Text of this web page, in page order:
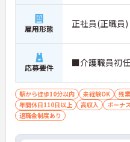
雇用形態 正社員(正職員)
応募要件 ■介護職員初
駅から徒歩10分以内 未経験OK 残
年間休日110日以上
高収入 ボーナ
退職金制度あり